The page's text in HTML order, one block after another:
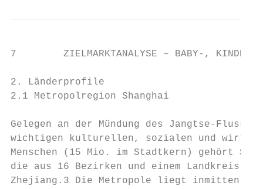
7        ZIELMARKTANALYSE – BABY-,
2. Länderprofile
2.1 Metropolregion Shanghai
Gelegen an der Mündung des Jangtse-
wichtigen kulturellen, sozialen und
Menschen (15 Mio. im Stadtkern) gehört
die aus 16 Bezirken und einem Landkreis
Zhejiang.3 Die Metropole liegt inmitten der